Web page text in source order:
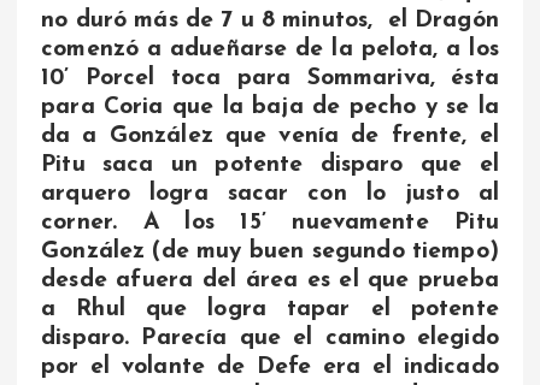
no duró más de 7 u 8 minutos, el Dragón
comenzó a adueñarse de la pelota, a los
10’ Porcel toca para Sommariva, ésta
para Coria que la baja de pecho y se la
da a González que venía de frente, el
Pitu saca un potente disparo que el
arquero logra sacar con lo justo al
corner. A los 15’ nuevamente Pitu
González (de muy buen segundo tiempo)
desde afuera del área es el que prueba
a Rhul que logra tapar el potente
disparo. Parecía que el camino elegido
por el volante de Defe era el indicado